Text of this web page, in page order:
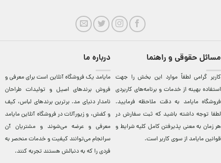
مسائل حقوقی و راهنما
کاربر گرامی لطفاً موارد این بخش را جهت
استفاده بهینه از خدمات و برنامه‌‏های کاربردی
فروشگاه مایامد به دقت ملاحظه فرمایید.
لطفا توجه داشته باشید که ثبت سفارش در
هر زمان به معنی پذیرفتن کامل کلیهشرایط و
قوانین مایامداز سوی کاربر است.
درباره ما
مایامد يک فروشگاه آنلاين است برای معرفی و
فروش برندهای اصيل و توليدات طراحان
نامدار دنيای مد. برترين‌ برندهای لباس، کيف
و کفش، و زيورآلات در فروشگاه آنلاين مایامد
معرفی و عرضه می‌شوند و مشتريان آن
سرانجام می‌توانند کيفيت و خدمات منحصر به
فردی را که به دنبالش هستند تجربه کنند.